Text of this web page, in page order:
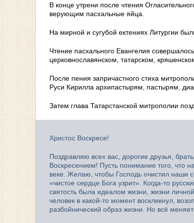
В конце утрени после чтения
верующим пасхальные яйца.
На мирной и сугубой ектениях Литургии
Чтение пасхального Евангелия
церковнославянском, татарском,
После пения запричастного стиха
Руси Кирилла архипастырям, пастырям,
Затем глава Татарстанской митрополии
Христос Воскресе!
Поздравляю всех вас, дорогие друзья,
Воскресением! Пусть понимание того, что
веке. Желаю, чтобы Господь очистил наши
«чистое сердце Бога узрит». Когда-то
святость была идеалом жизни, жизни
человек в какой-то момент воскликнул,
разбойнический образ жизни. Но всё